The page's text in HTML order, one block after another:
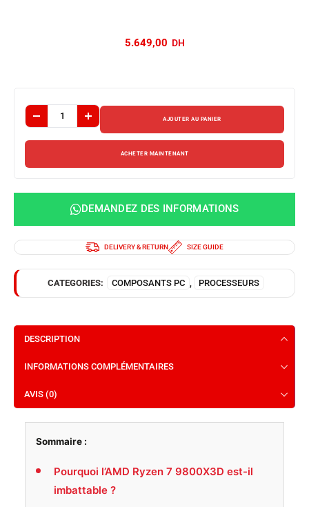
AJOUTER AU PANIER
ACHETER MAINTENANT
DEMANDEZ DES INFORMATIONS
DELIVERY & RETURN SIZE GUIDE
CATEGORIES: COMPOSANTS PC PROCESSEURS
DESCRIPTION
INFORMATIONS COMPLÉMENTAIRES
AVIS (0)
Sommaire :
Pourquoi l’AMD Ryzen 7 9800X3D est-il
imbattable ?